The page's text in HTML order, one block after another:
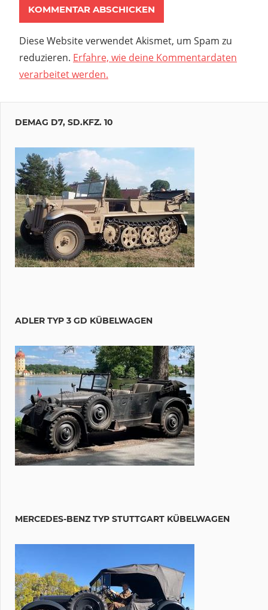
Diese Website verwendet Akismet, um Spam zu
reduzieren. Erfahre, wie deine Kommentardaten
verarbeitet werden.
DEMAG D7, SD.KFZ. 10
ADLER TYP 3 GD KÜBELWAGEN
MERCEDES-BENZ TYP STUTTGART KÜBELWAGEN